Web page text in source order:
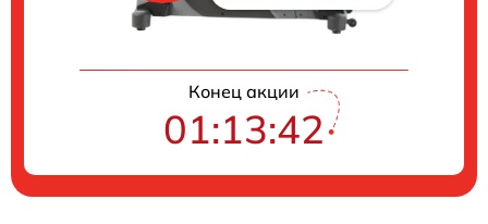
Конец акции
01:13:41